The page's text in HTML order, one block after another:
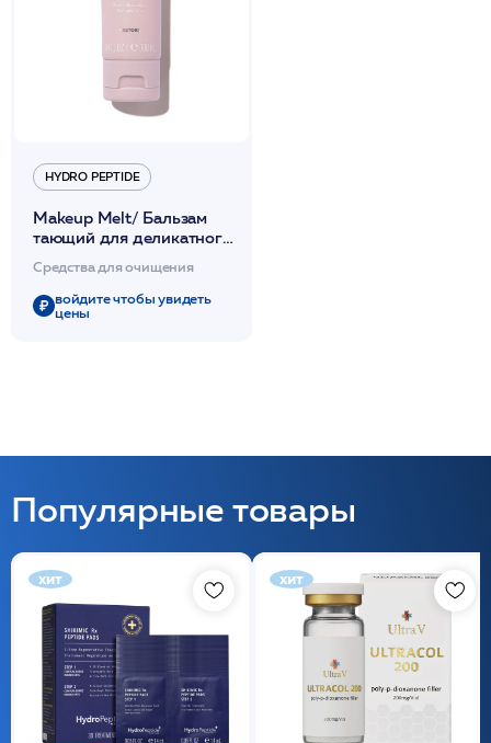
HYDRO PEPTIDE
Makeup Melt/ Бальзам
тающий для деликатного
демакияжа 100мл /HP
Средства для очищения
войдите чтобы увидеть
цены
Популярные товары
хит хит